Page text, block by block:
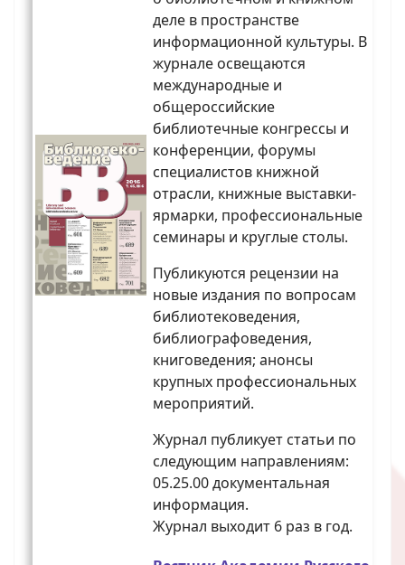
деле в пространстве
информационной культуры. В
журнале освещаются
международные и
общероссийские
библиотечные конгрессы и
конференции, форумы
специалистов книжной
отрасли, книжные выставки-
ярмарки, профессиональные
семинары и круглые столы.
Публикуются рецензии на
новые издания по вопросам
библиотековедения,
библиографоведения,
книговедения; анонсы
крупных профессиональных
мероприятий.
Журнал публикует статьи по
следующим направлениям:
05.25.00 документальная
информация.
Журнал выходит 6 раз в год.